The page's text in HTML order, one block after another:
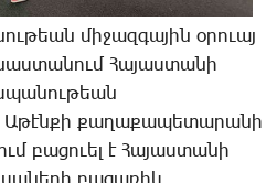
մի­ջազ­գա­յին օ­րո­ւայ
­­Հա­յաս­տա­նի
Ա­թէն­քի քա­ղա­քա­պե­տա­րա­նի
բա­ցո­ւել է ­­Հա­յաս­տա­նի